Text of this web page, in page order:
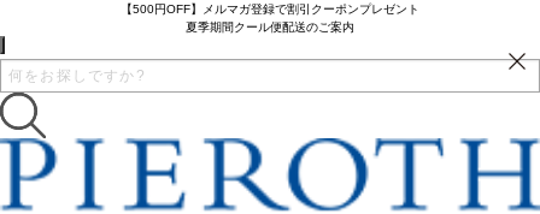
【500円OFF】メルマガ登録で割引クーポンプレゼント
夏季期間クール便配送のご案内